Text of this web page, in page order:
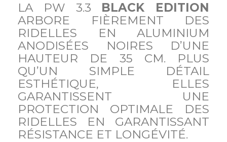
LA PW 3.3 BLACK EDITION
ARBORE FIÈREMENT DES
RIDELLES EN ALUMINIUM
ANODISÉES NOIRES D’UNE
HAUTEUR DE 35 CM. PLUS
QU’UN SIMPLE DÉTAIL
ESTHÉTIQUE, ELLES
GARANTISSENT UNE
PROTECTION OPTIMALE DES
RIDELLES EN GARANTISSANT
RÉSISTANCE ET LONGÉVITÉ.